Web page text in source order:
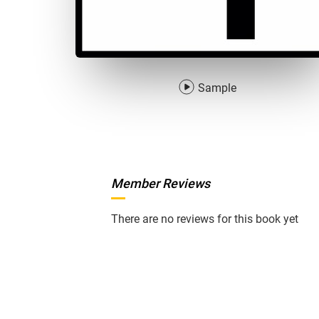
Sample
Member Reviews
There are no reviews for this book yet